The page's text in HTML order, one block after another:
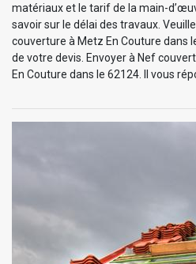
matériaux et le tarif de la main-
savoir sur le délai des travaux.
couverture à Metz En Couture dans
de votre devis. Envoyer à Nef
En Couture dans le 62124. Il vous